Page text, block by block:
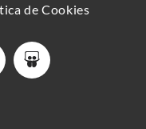
de Cookies